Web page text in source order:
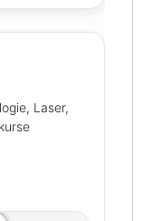
Laser,